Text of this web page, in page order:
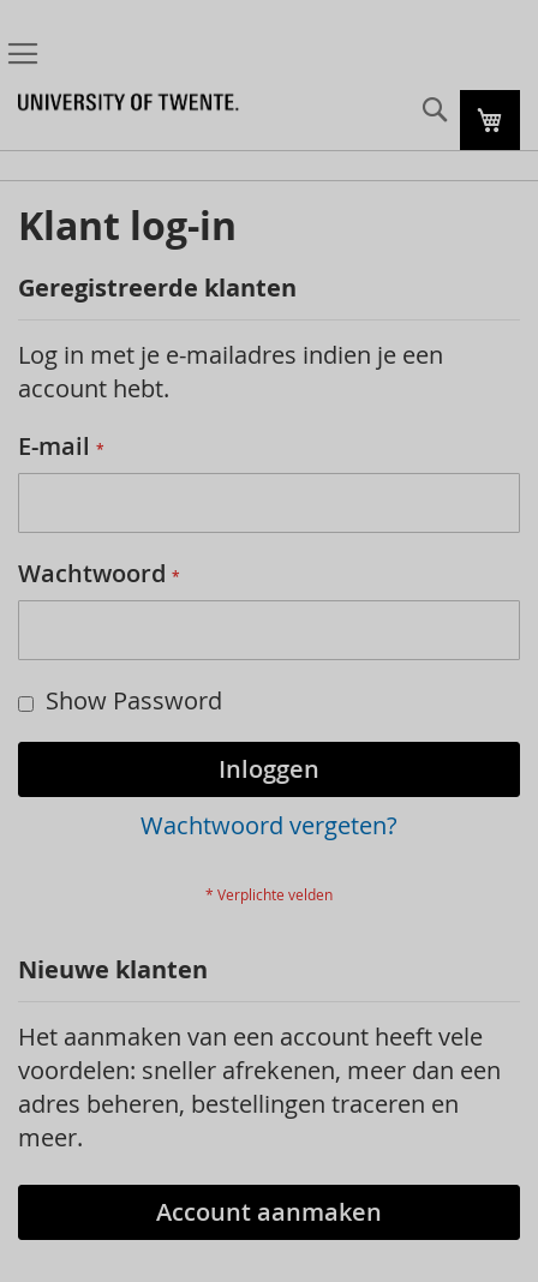
Klant log-in
Geregistreerde klanten
Log in met je e-mailadres indien je een
account hebt.
E-mail
Wachtwoord
Show Password
Inloggen
Wachtwoord vergeten?
Nieuwe klanten
Het aanmaken van een account heeft vele
voordelen: sneller afrekenen, meer dan een
adres beheren, bestellingen traceren en
meer.
Account aanmaken